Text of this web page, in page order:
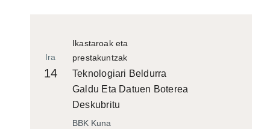
Ikastaroak eta
prestakuntzak
Ira
14
Teknologiari Beldurra
Galdu Eta Datuen Boterea
Deskubritu
BBK Kuna